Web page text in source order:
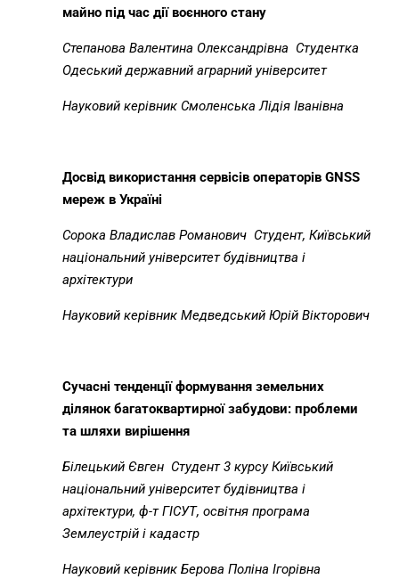
майно під час дії воєнного стану
Степанова Валентина Олександрівна Студентка
Одеський державний аграрний університет
Науковий керівник Смоленська Лідія Іванівна
Досвід використання сервісів операторів GNSS
мереж в Україні
Сорока Владислав Романович Студент, Київський
національний університет будівництва і
архітектури
Науковий керівник Медведський Юрій Вікторович
Сучасні тенденції формування земельних
ділянок багатоквартирної забудови: проблеми
та шляхи вирішення
Білецький Євген Студент 3 курсу Київський
національний університет будівництва і
архітектури, ф-т ГІСУТ, освітня програма
Землеустрій і кадастр
Науковий керівник Берова Поліна Ігорівна